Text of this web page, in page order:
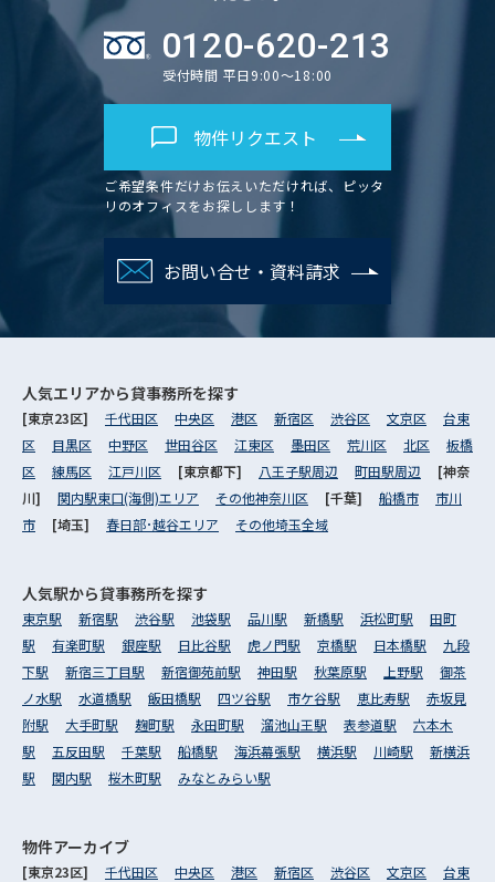
0120-620-213
受付時間 平日9:00～18:00
物件リクエスト
ご希望条件だけお伝えいただければ、ピッタ
リのオフィスをお探しします！
お問い合せ・資料請求
人気エリアから貸事務所を探す
[東京23区] 千代田区 中央区 港区 新宿区 渋谷区 文京区
台東
区
目黒区 中野区 世田谷区 江東区 墨田区 荒川区 北区
板橋
区
練馬区 江戸川区 [東京都下] 八王子駅周辺 町田駅周辺
[神奈
川] 関内駅東口(海側)エリア その他神奈川区 [千葉] 船橋市
市川
市
[埼玉] 春日部･越谷エリア その他埼玉全域
人気駅から貸事務所を探す
東京駅 新宿駅 渋谷駅 池袋駅 品川駅 新橋駅 浜松町駅
田町
駅
有楽町駅 銀座駅 日比谷駅 虎ノ門駅 京橋駅 日本橋駅
九段
下駅
新宿三丁目駅 新宿御苑前駅 神田駅 秋葉原駅 上野駅
御茶
ノ水駅
水道橋駅 飯田橋駅 四ツ谷駅 市ケ谷駅 恵比寿駅
赤坂見
附駅
大手町駅 麹町駅 永田町駅 溜池山王駅 表参道駅
六本木
駅
五反田駅 千葉駅 船橋駅 海浜幕張駅 横浜駅 川崎駅
新横浜
駅
関内駅 桜木町駅 みなとみらい駅
物件アーカイブ
[東京23区] 千代田区 中央区 港区 新宿区 渋谷区 文京区 台東